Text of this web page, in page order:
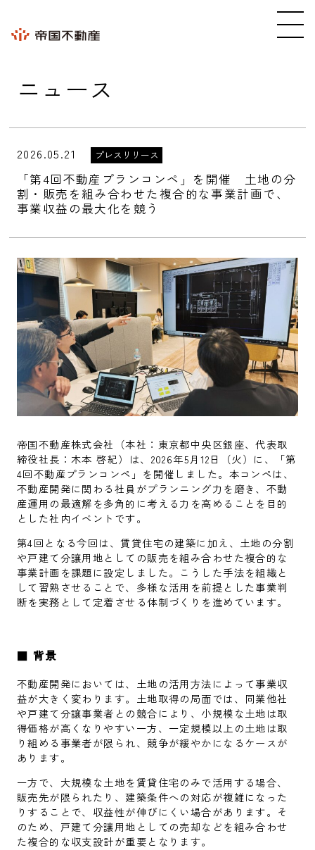
ニュース
2026.05.21 プレスリリース
「第4回不動産プランコンペ」を開催 土地の分
割・販売を組み合わせた複合的な事業計画で、
事業収益の最大化を競う
帝国不動産株式会社（本社：東京都中央区銀座、代表取
締役社長：木本 啓紀）は、2026年5月12日（火）に、「第
4回不動産プランコンペ」を開催しました。本コンペは、
不動産開発に関わる社員がプランニング力を磨き、不動
産運用の最適解を多角的に考える力を高めることを目的
とした社内イベントです。
第4回となる今回は、賃貸住宅の建築に加え、土地の分割
や戸建て分譲用地としての販売を組み合わせた複合的な
事業計画を課題に設定しました。こうした手法を組織と
して習熟させることで、多様な活用を前提とした事業判
断を実務として定着させる体制づくりを進めています。
■ 背景
不動産開発においては、土地の活用方法によって事業収
益が大きく変わります。土地取得の局面では、同業他社
や戸建て分譲事業者との競合により、小規模な土地は取
得価格が高くなりやすい一方、一定規模以上の土地は取
り組める事業者が限られ、競争が緩やかになるケースが
あります。
一方で、大規模な土地を賃貸住宅のみで活用する場合、
販売先が限られたり、建築条件への対応が複雑になった
りすることで、収益性が伸びにくい場合があります。そ
のため、戸建て分譲用地としての売却などを組み合わせ
た複合的な収支設計が重要となります。